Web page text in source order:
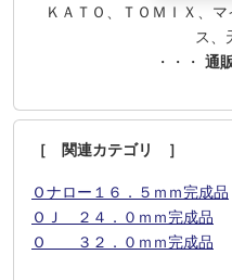
ＫＡＴＯ、ＴＯＭＩＸ、
ス、
・・・ 通
［ 関連カテゴリ ］
Ｏナロー１６．５ｍｍ完成品
ＯＪ ２４．０ｍｍ完成品
Ｏ ３２．０ｍｍ完成品